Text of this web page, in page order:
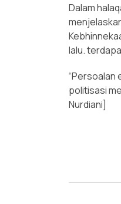
Dalam
lalu.
“Persoalan
politisasi
Nurdiani]